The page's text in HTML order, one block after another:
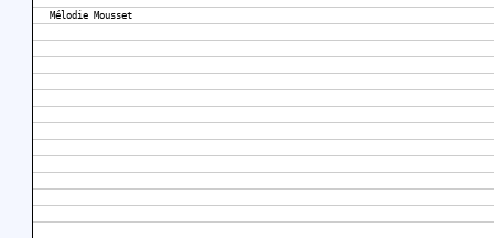
Mélodie Mousset